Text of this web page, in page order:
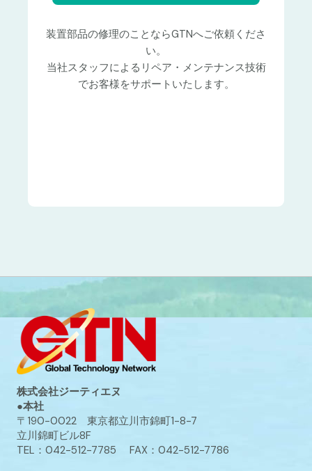
装置部品の修理のことならGTNへご依頼くださ
い。
当社スタッフによるリペア・メンテナンス技術
でお客様をサポートいたします。
株式会社ジーティエヌ
●本社
〒190-0022 東京都立川市錦町1-8-7
立川錦町ビル8F
TEL：042-512-7785 FAX：042-512-7786